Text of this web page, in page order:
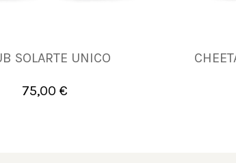
SOLARTE UNICO
75,00 €
UNICA
Añadir al carrito